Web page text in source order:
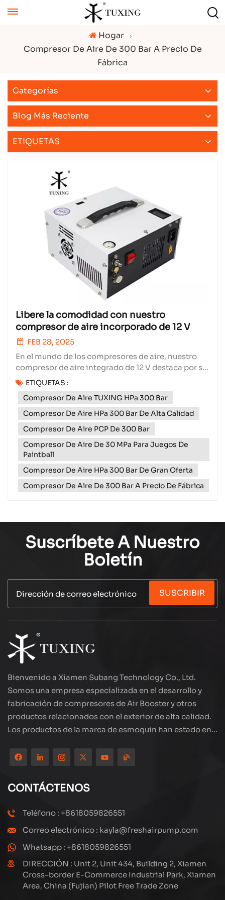
Hogar
Compresor De Aire De 300 Bar A Precio De
Fábrica
Categorías
Blog Más Reciente
ETIQUETAS
Libere la comodidad con nuestro
compresor de aire incorporado de 12 V
FEB 28, 2025
En el mundo de los compresores de aire, nuestro
compresor de aire integrado de 12 V destaca por su
innovación, ofreciendo comodidad y eficiencia
inigualables. Este dispositivo compacto pero
potente está diseñado para satisfacer una amplia
gama de necesidades de inflado, tanto en carretera
como en ca...
ETIQUETAS :
Compresor De Aire TUXING HPa 300 Bar
Compresor De Aire HPa 300 Bar De Alta Calidad
Compresor De Aire PCP De 300 Bar
Compresor De Aire De 30 MPa Para Juegos De
Paintball
Compresor De Aire HPa 300 Bar De Gran Oferta
Compresor De Aire De 300 Bar A Precio De Fábrica
Suscríbete A Nuestro
Boletín
SUSCRIBIR
Bienvenido a Xiamen Subang Technology Co., Ltd.
Somos una empresa especializada en el desarrollo y
fabricación de compresores de Air Booster y otros
productos relacionados con el exterior de alta calidad.
Los productos de la marca de esmoquin han estado en
ubicada en el hermoso paisaje de la ciudad costera:
Xiamen, nuestros productos se exportan a más de 80
países y regiones, con una excelente calidad ha ganado
una amplia reputación internacional. Subang
Technology tiene un equipo de ventas profesional y un
estamos explorando y estudiando cómo actualizar
continuamente nuestros productos a través de la
innovación para satisfacer las crecientes necesidades
de los clientes. El enfoque central de la compañía en la
producción y fabricación de compresores de alta
CONTÁCTENOS
Teléfono : +8618059826551
Correo electrónico : kayla@freshairpump.com
Whatsapp : +8618059826551
DIRECCIÓN : Unit 2, Unit 434, Building 2, Xiamen
Cross-border E-Commerce Industrial Park, Xiamen
Area, China (Fujian) Pilot Free Trade Zone